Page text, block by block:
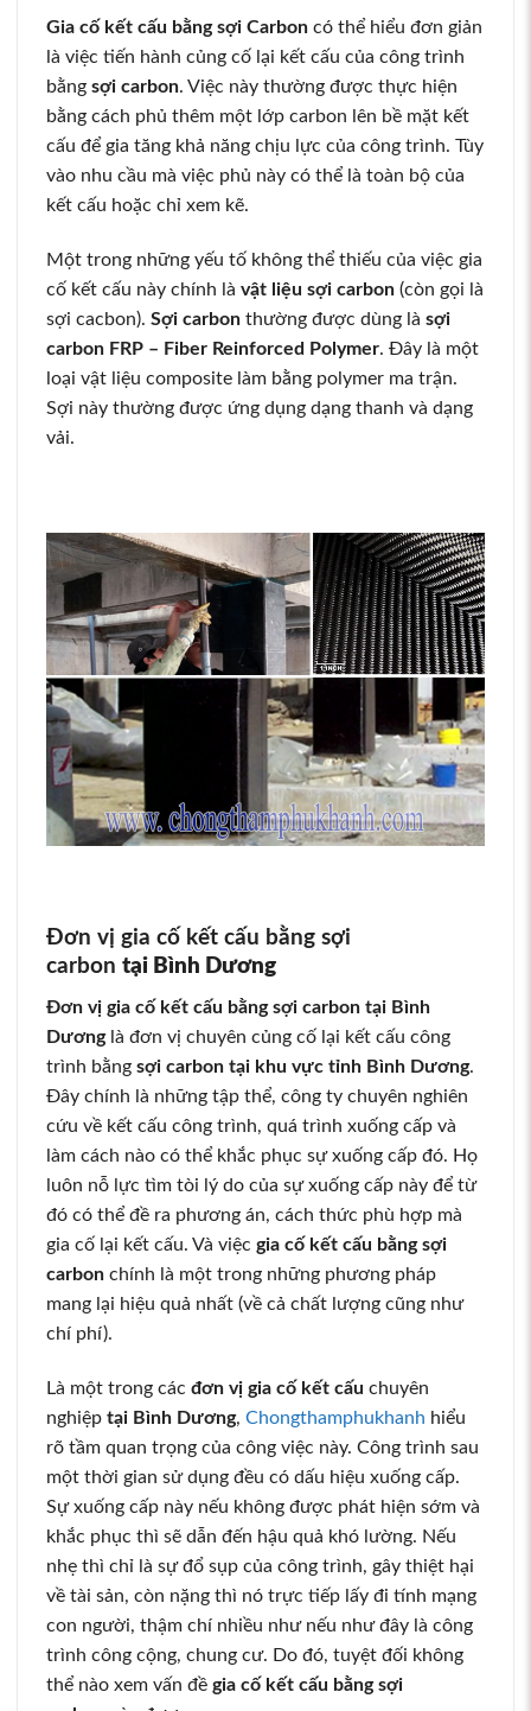
Gia cố kết cấu bằng sợi Carbon có thể hiểu đơn giản
là việc tiến hành củng cố lại kết cấu của công trình
bằng sợi carbon. Việc này thường được thực hiện
bằng cách phủ thêm một lớp carbon lên bề mặt kết
cấu để gia tăng khả năng chịu lực của công trình. Tùy
vào nhu cầu mà việc phủ này có thể là toàn bộ của
kết cấu hoặc chỉ xem kẽ.
Một trong những yếu tố không thể thiếu của việc gia
cố kết cấu này chính là vật liệu sợi carbon (còn gọi là
sợi cacbon). Sợi carbon thường được dùng là sợi
carbon FRP – Fiber Reinforced Polymer. Đây là một
loại vật liệu composite làm bằng polymer ma trận.
Sợi này thường được ứng dụng dạng thanh và dạng
vải.
Đơn vị gia cố kết cấu bằng sợi
carbon tại Bình Dương
Đơn vị gia cố kết cấu bằng sợi carbon tại Bình
Dươnglà đơn vị chuyên củng cố lại kết cấu công
trình bằng sợi carbon tại khu vực tỉnh Bình Dương.
Đây chính là những tập thể, công ty chuyên nghiên
cứu về kết cấu công trình, quá trình xuống cấp và
làm cách nào có thể khắc phục sự xuống cấp đó. Họ
luôn nỗ lực tìm tòi lý do của sự xuống cấp này để từ
đó có thể đề ra phương án, cách thức phù hợp mà
gia cố lại kết cấu. Và việc gia cố kết cấu bằng sợi
carbon chính là một trong những phương pháp
mang lại hiệu quả nhất (về cả chất lượng cũng như
chí phí).
Là một trong các đơn vị gia cố kết cấu chuyên
nghiệp tại Bình Dương, Chongthamphukhanh hiểu
rõ tầm quan trọng của công việc này. Công trình sau
một thời gian sử dụng đều có dấu hiệu xuống cấp.
Sự xuống cấp này nếu không được phát hiện sớm và
khắc phục thì sẽ dẫn đến hậu quả khó lường. Nếu
nhẹ thì chỉ là sự đổ sụp của công trình, gây thiệt hại
về tài sản, còn nặng thì nó trực tiếp lấy đi tính mạng
con người, thậm chí nhiều như nếu như đây là công
trình công cộng, chung cư. Do đó, tuyệt đối không
thể nào xem vấn đề gia cố kết cấu bằng sợi